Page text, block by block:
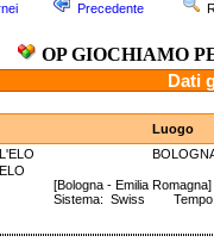
Precedente
OP GIOCHIAMO
Dati
Luogo
L'ELO
[Bologna - Emilia Romagna]
Sistema: Swiss Tempo: